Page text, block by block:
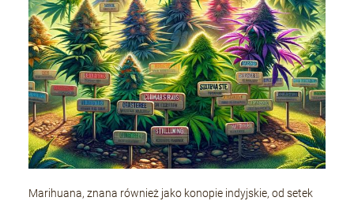
Marihuana, znana również jako konopie indyjskie, od setek